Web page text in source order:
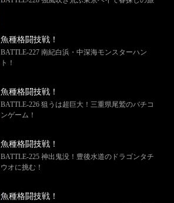
魚種格闘技戦！
BATTLE-227 南紀白浜・中深海モンスターハン
ト！
魚種格闘技戦！
BATTLE-226 狙うは超巨大！三重県尾鷲のバチコ
ンゲーム！
魚種格闘技戦！
BATTLE-225 神出鬼没！豊後水道のドラゴンタチ
ウオに挑む！
魚種格闘技戦！